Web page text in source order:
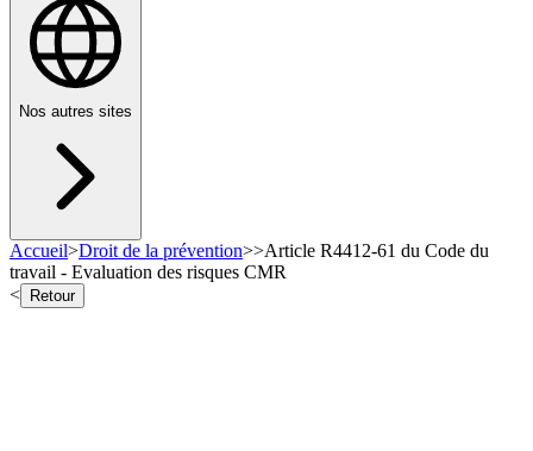
Nos autres sites
Accueil>Droit de la prévention>>Article R4412-61 du Code du
travail - Evaluation des risques CMR
<
Retour